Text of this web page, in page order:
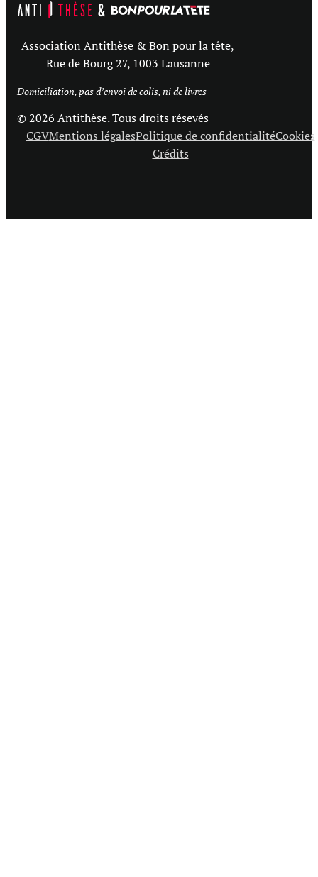
Association Antithèse & Bon pour la tête,
Rue de Bourg 27, 1003 Lausanne
Domiciliation,pas d’envoi de colis, ni de livres
© 2026 Antithèse. Tous droits résevés
CGVMentions légalesPolitique de confidentialitéCookies
Crédits